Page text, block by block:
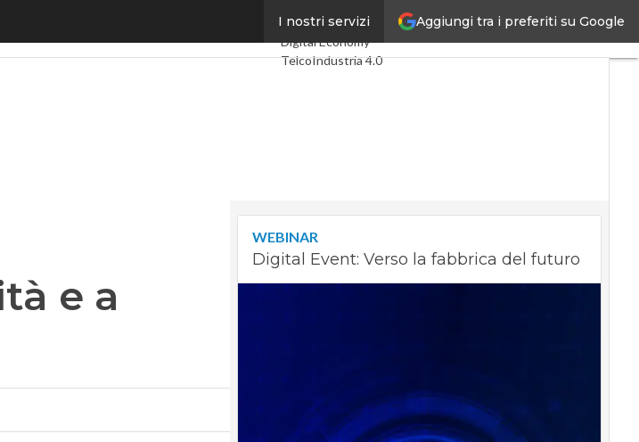
Aggiungi tra i preferiti su Google
I nostri servizi
e a creare benessere” Ultimi articoli
Digital Economy
TelcoIndustria 4.0
e a
WEBINAR
Digital Event: Verso la fabbrica del futuro